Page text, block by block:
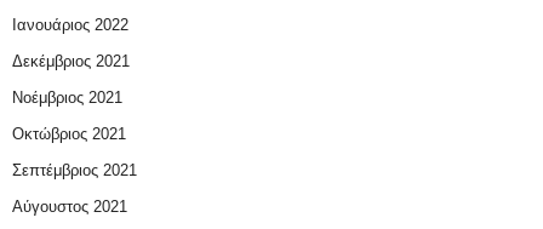
Ιανουάριος 2022
Δεκέμβριος 2021
Νοέμβριος 2021
Οκτώβριος 2021
Σεπτέμβριος 2021
Αύγουστος 2021